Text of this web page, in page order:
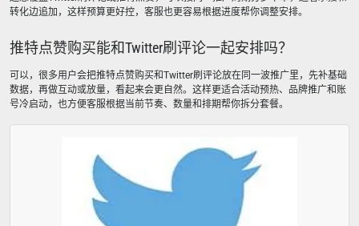
转化边追加，这样预算更好控，客服也更容易根据进度帮你调整安排。
推特点赞购买能和Twitter刷评论一起安排吗？
可以，很多用户会把推特点赞购买和Twitter刷评论放在同一波推广里，先补基础
数据，再做互动或放量，看起来会更自然。这样更适合活动预热、品牌推广和账
号冷启动，也方便客服根据当前节奏、数量和排期帮你拆分套餐。